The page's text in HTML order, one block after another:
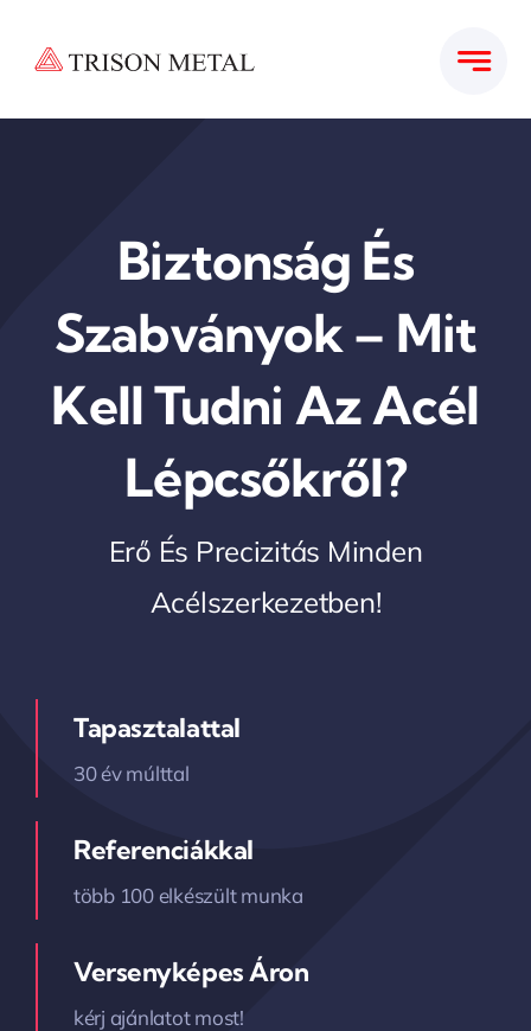
Biztonság És
Szabványok – Mit
Kell Tudni Az Acél
Lépcsőkről?
Erő És Precizitás Minden
Acélszerkezetben!
Tapasztalattal
30 év múlttal
Referenciákkal
több 100 elkészült munka
Versenyképes Áron
kérj ajánlatot most!